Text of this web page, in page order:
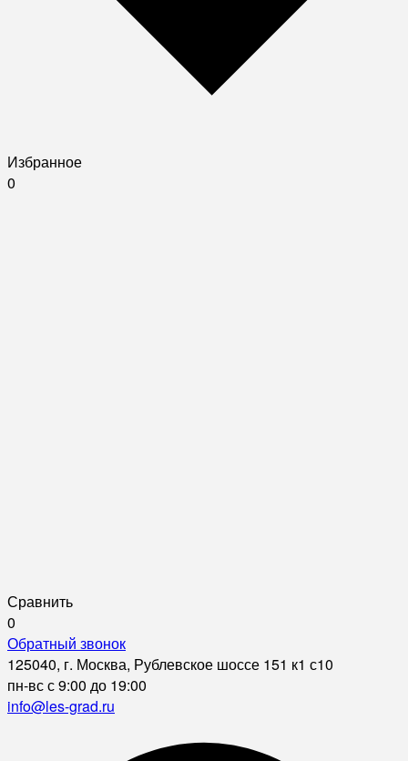
Избранное
0
Сравнить
0
Обратный звонок
125040, г. Москва, Рублевское шоссе 151 к1 с10
пн-вс с 9:00 до 19:00
info@les-grad.ru